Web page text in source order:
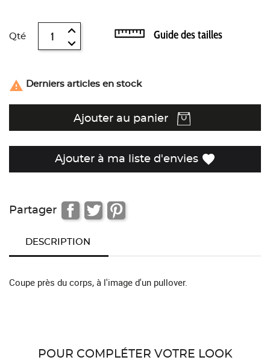
Qté Guide des tailles
 Derniers articles en stock
Ajouter au panier
Ajouter à ma liste d'envies favorite
Partager
DESCRIPTION
Coupe près du corps, à l'image d'un pullover.
POUR COMPLÉTER VOTRE LOOK